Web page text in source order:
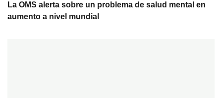
La OMS alerta sobre un problema de salud mental en
aumento a nivel mundial